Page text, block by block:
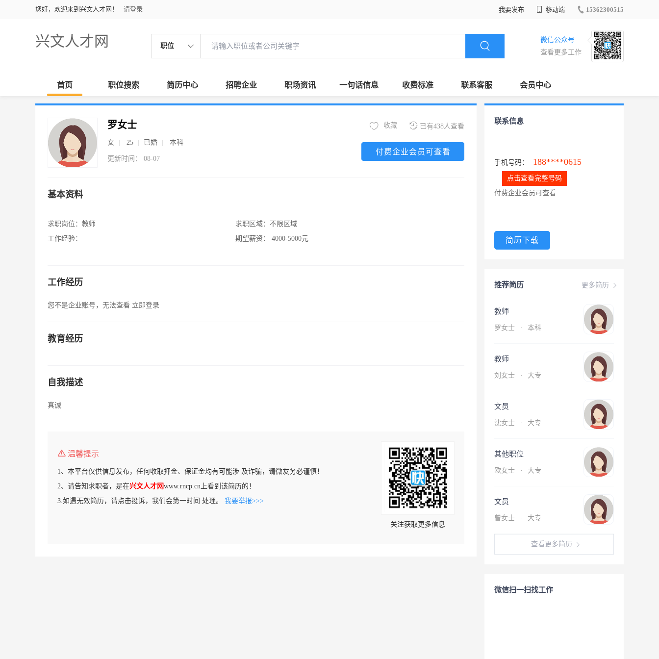
您好，欢迎来到兴文人才网！ 请登录 我要发布 移动端 15362300515
兴文人才网 职位
微信公众号
查看更多工作
首页 职位搜索 简历中心 招聘企业 职场资讯 一句话信息 收费标准 联系客服 会员中心
罗女士
女 25 已婚 本科
更新时间： 08-07
已有438人查看
收藏
付费企业会员可查看
基本资料
求职岗位： 教师
工作经验：
求职区域： 不限区域
期望薪资：
4000-5000元
工作经历
您不是企业账号，无法查看 立即登录
教育经历
自我描述
真诚
温馨提示
1、本平台仅供信息发布，任何收取押金、保证金均有可能涉 及诈骗，请微友务必谨慎！
2、请告知求职者，是在兴文人才网www.rncp.cn上看到该简历的！
3.如遇无效简历，请点击投诉，我们会第一时间 处理。 我要举报>>>
关注获取更多信息
联系信息
手机号码： 188****0615
点击查看完整号码
付费企业会员可查看
简历下载
更多简历
推荐简历
教师
罗女士 · 本科
教师
刘女士 · 大专
文员
沈女士 · 大专
其他职位
欧女士 · 大专
文员
曾女士 · 大专
查看更多简历
微信扫一扫找工作